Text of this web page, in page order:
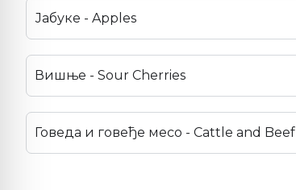
Јабуке - Apples
Вишње - Sour Cherries
Говеда и говеђе месо - Cattle and Beef